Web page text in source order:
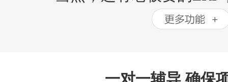
一对一辅导 确保